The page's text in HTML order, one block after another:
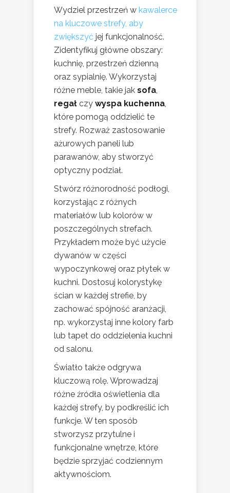
Wydziel przestrzeń w kawalerce
na kluczowe strefy, aby
zwiększyć jej funkcjonalność.
Zidentyfikuj główne obszary:
kuchnię, przestrzeń dzienną
oraz sypialnię. Wykorzystaj
różne meble, takie jak sofa,
regał czy wyspa kuchenna,
które pomogą oddzielić te
strefy. Rozważ zastosowanie
ażurowych paneli lub
parawanów, aby stworzyć
optyczny podział.
Stwórz różnorodność podłogi,
korzystając z różnych
materiałów lub kolorów w
poszczególnych strefach.
Przykładem może być użycie
dywanów w części
wypoczynkowej oraz płytek w
kuchni. Dostosuj kolorystykę
ścian w każdej strefie, by
zachować spójność aranżacji,
np. wykorzystaj inne kolory farb
lub tapet do oddzielenia kuchni
od salonu.
Światło także odgrywa
kluczową rolę. Wprowadzaj
różne źródła oświetlenia dla
każdej strefy, by podkreślić ich
funkcje. W ten sposób
stworzysz przytulne i
funkcjonalne wnętrze, które
będzie sprzyjać codziennym
aktywnościom.